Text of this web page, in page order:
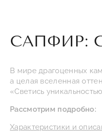
САПФИР:
В мире драгоценных
а целая вселенная
«Светись
Рассмотрим подробно:
Характеристики и